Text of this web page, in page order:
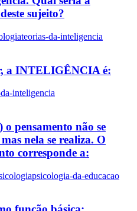
sujeito?
teorias-da-inteligencia
a INTELIGÊNCIA é:
inteligencia
pensamento não se
nela se realiza. O
corresponde a:
psicologia-da-educacao